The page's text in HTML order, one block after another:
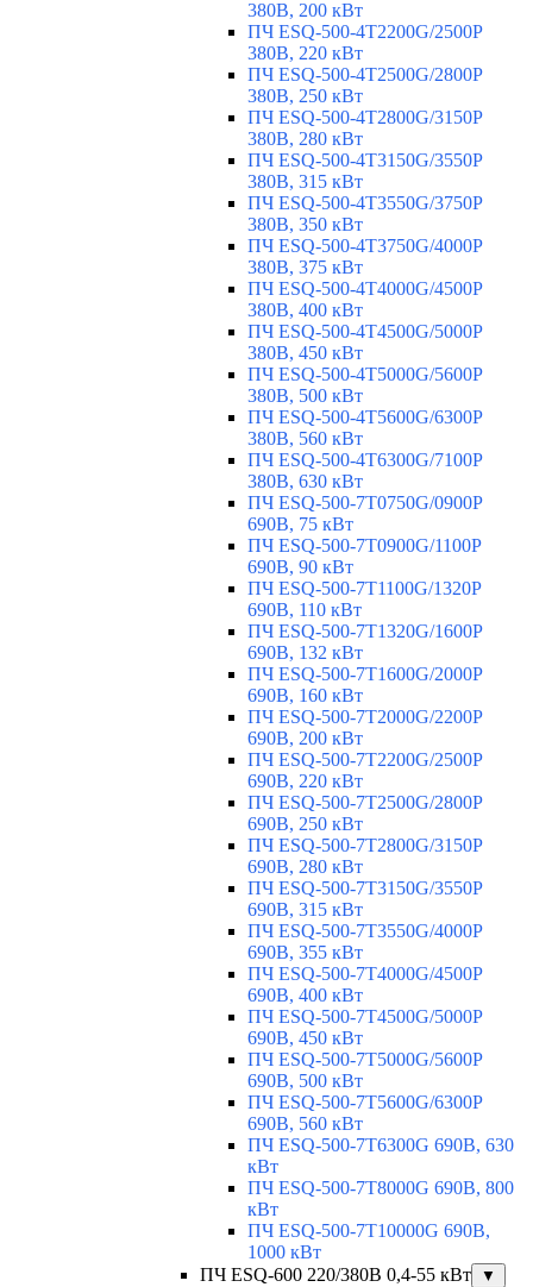
380В, 200 кВт
ПЧ ESQ-500-4T2200G/2500P
380В, 220 кВт
ПЧ ESQ-500-4T2500G/2800P
380В, 250 кВт
ПЧ ESQ-500-4T2800G/3150P
380В, 280 кВт
ПЧ ESQ-500-4T3150G/3550P
380В, 315 кВт
ПЧ ESQ-500-4T3550G/3750P
380В, 350 кВт
ПЧ ESQ-500-4T3750G/4000P
380В, 375 кВт
ПЧ ESQ-500-4T4000G/4500P
380В, 400 кВт
ПЧ ESQ-500-4T4500G/5000P
380В, 450 кВт
ПЧ ESQ-500-4T5000G/5600P
380В, 500 кВт
ПЧ ESQ-500-4T5600G/6300P
380В, 560 кВт
ПЧ ESQ-500-4T6300G/7100P
380В, 630 кВт
ПЧ ESQ-500-7T0750G/0900P
690В, 75 кВт
ПЧ ESQ-500-7T0900G/1100P
690В, 90 кВт
ПЧ ESQ-500-7T1100G/1320P
690В, 110 кВт
ПЧ ESQ-500-7T1320G/1600P
690В, 132 кВт
ПЧ ESQ-500-7T1600G/2000P
690В, 160 кВт
ПЧ ESQ-500-7T2000G/2200P
690В, 200 кВт
ПЧ ESQ-500-7T2200G/2500P
690В, 220 кВт
ПЧ ESQ-500-7T2500G/2800P
690В, 250 кВт
ПЧ ESQ-500-7T2800G/3150P
690В, 280 кВт
ПЧ ESQ-500-7T3150G/3550P
690В, 315 кВт
ПЧ ESQ-500-7T3550G/4000P
690В, 355 кВт
ПЧ ESQ-500-7T4000G/4500P
690В, 400 кВт
ПЧ ESQ-500-7T4500G/5000P
690В, 450 кВт
ПЧ ESQ-500-7T5000G/5600P
690В, 500 кВт
ПЧ ESQ-500-7T5600G/6300P
690В, 560 кВт
ПЧ ESQ-500-7T6300G 690В, 630
кВт
ПЧ ESQ-500-7T8000G 690В, 800
кВт
ПЧ ESQ-500-7T10000G 690В,
1000 кВт
ПЧ ESQ-600 220/380В 0,4-55 кВт
▼